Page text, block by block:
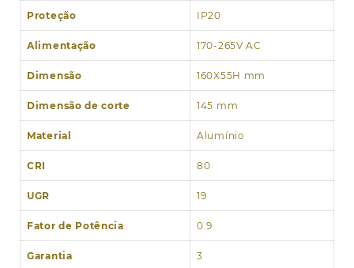
Proteção IP20
Alimentação 170-265V AC
Dimensão 160X55H mm
Dimensão de corte 145 mm
Material Alumínio
CRI 80
UGR 19
Fator de Potência 0.9
Garantia 3